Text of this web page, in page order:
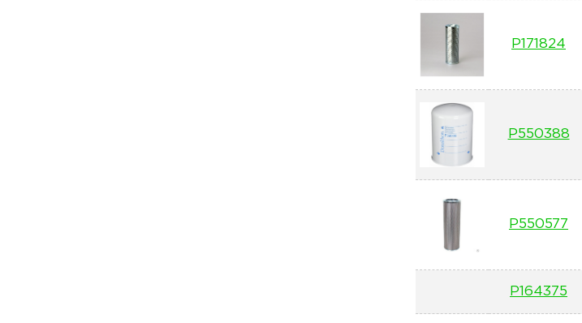
P171824
P550388
P550577
P164375